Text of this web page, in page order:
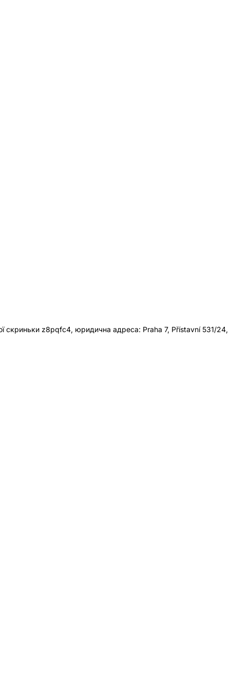
скриньки z8pqfc4, юридична адреса: Praha 7, Přístavní 531/24,